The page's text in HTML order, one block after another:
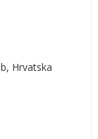
Hrvatska